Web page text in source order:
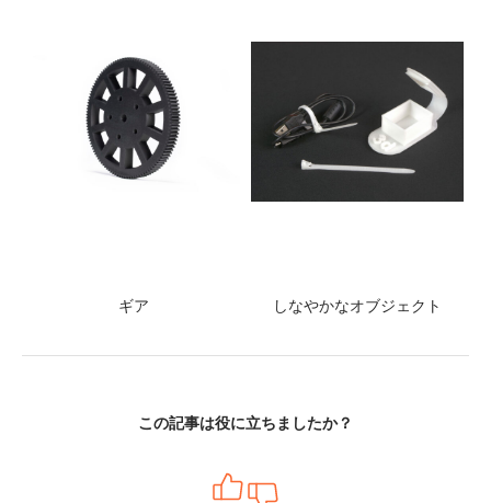
ギア しなやかなオブジェクト
この記事は役に立ちましたか？